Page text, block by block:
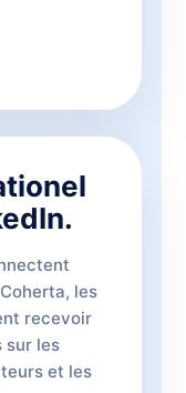
les
recevoir
sur les
et les